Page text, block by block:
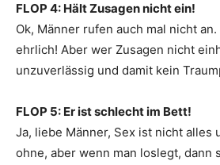
FLOP 4: Hält Zusagen nicht ein!
Ok, Männer rufen auch mal nicht
ehrlich! Aber wer Zusagen nicht
unzuverlässig und damit kein
FLOP 5: Er ist schlecht im Bett!
Ja, liebe Männer, Sex ist nicht alles
ohne, aber wenn man loslegt, dann